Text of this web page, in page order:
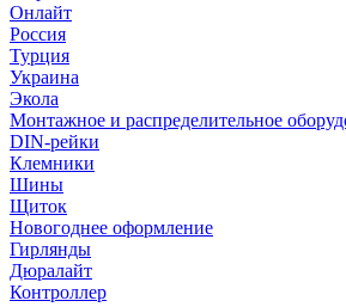
Онлайт
Россия
Турция
Украина
Экола
Монтажное и распределительное
DIN-рейки
Клемники
Шины
Щиток
Новогоднее оформление
Гирлянды
Дюралайт
Контроллер